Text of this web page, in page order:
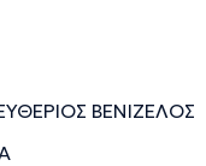
ΒΕΝΙΖΕΛΟΣ